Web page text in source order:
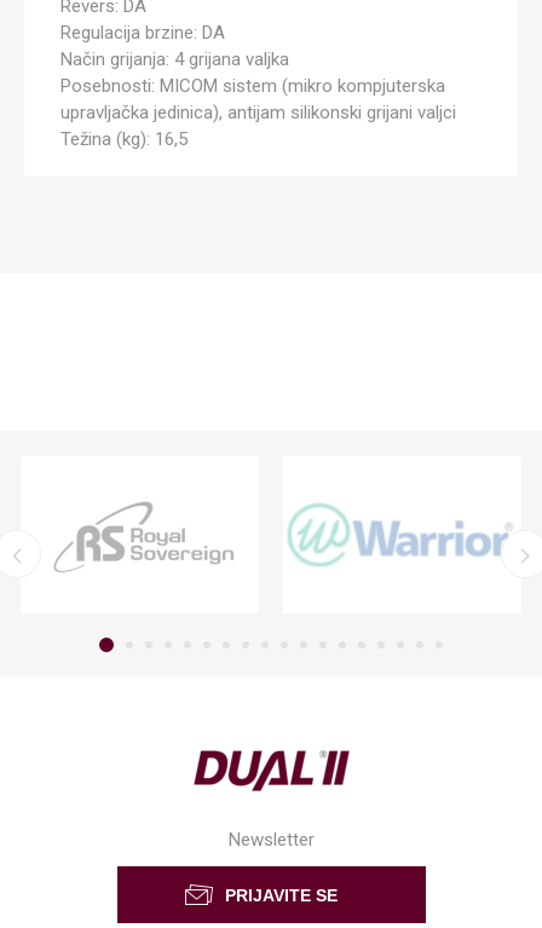
Revers: DA
Regulacija brzine: DA
Način grijanja: 4 grijana valjka
Posebnosti: MICOM sistem (mikro kompjuterska
upravljačka jedinica), antijam silikonski grijani valjci
Težina (kg): 16,5
Newsletter